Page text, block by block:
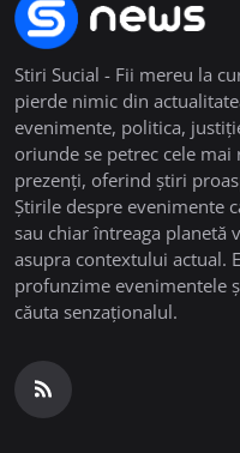
Stiri Sucial - Fii mereu la
pierde nimic din
evenimente, politica,
oriunde se petrec cele
prezenți, oferind știri
Știrile despre evenimente
sau chiar întreaga planetă
asupra contextului actual.
profunzime evenimentele
căuta senzaționalul.